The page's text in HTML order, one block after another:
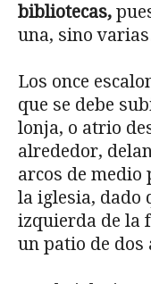
bibliotecas,
una, sino
Los once
que se debe
lonja, o atrio
alrededor,
arcos de medio
la iglesia, dado
izquierda de la
un patio de dos